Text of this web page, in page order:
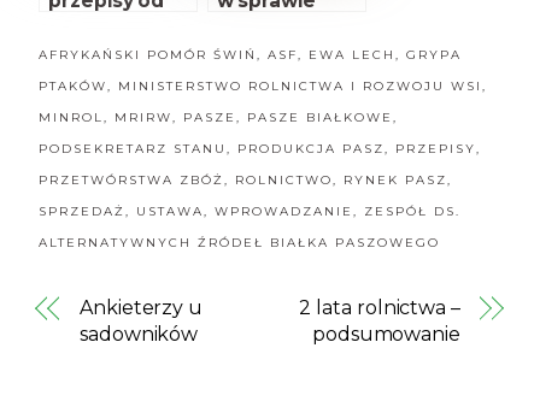
AFRYKAŃSKI POMÓR ŚWIŃ,ASF, EWA LECH,GRYPA
PTAKÓW, MINISTERSTWO ROLNICTWA I ROZWOJU WSI,
MINROL, MRIRW, PASZE, PASZE BIAŁKOWE,
PODSEKRETARZ STANU, PRODUKCJA PASZ, PRZEPISY,
PRZETWÓRSTWA ZBÓŻ, ROLNICTWO, RYNEK PASZ,
SPRZEDAŻ, USTAWA,WPROWADZANIE, ZESPÓŁ DS.
ALTERNATYWNYCH ŹRÓDEŁ BIAŁKA PASZOWEGO
Ankieterzy u
sadowników
2 lata rolnictwa –
podsumowanie